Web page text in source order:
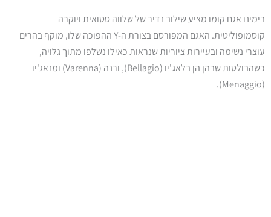
בימינו אגם קומו מציע שילוב נדיר של שלווה סטואית ויוקרה
קוסמופוליטית. האגם המפורסם בצורת ה-Y ההפוכה שלו, מוקף בהרים
עוצרי נשימה ובעיירות ציוריות שנראות כאילו נשלפו מתוך גלויה,
כשהבולטות שבהן הן בלאג'יו (Bellagio), ורנה (Varenna) ומנאג'יו
(Menaggio).